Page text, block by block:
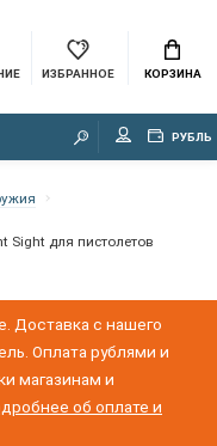
ИЗБРАННОЕ КОРЗИНА
РУБЛЬ
Sight для пистолетов
Доставка с нашего
Оплата рублями и
магазинам и
об оплате и